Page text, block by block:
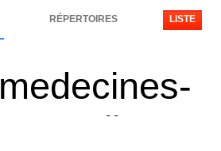
RÉPERTOIRES LISTE
medecines-
naturelles